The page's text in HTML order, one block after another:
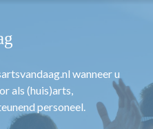
wanneer u
als (huis)arts,
personeel.